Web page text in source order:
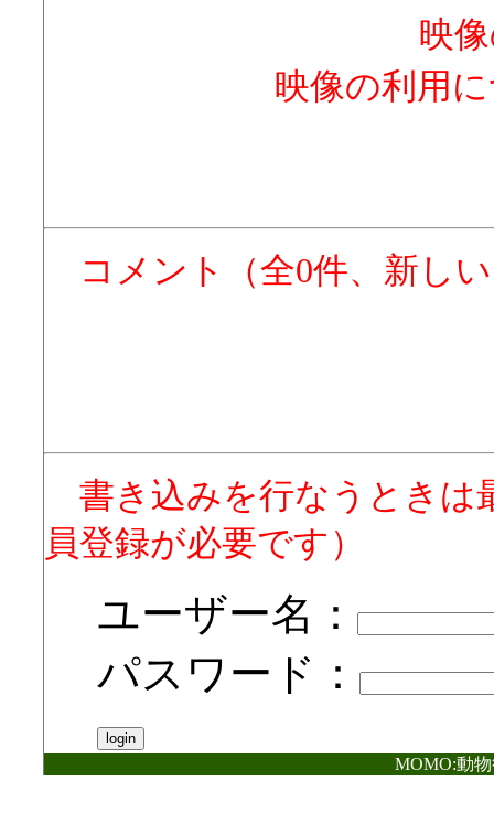
映
映像の利用
コメント（全0件、新し
書き込みを行なうときは
員登録が必要です）
ユーザー名：
パスワード：
MOMO:動